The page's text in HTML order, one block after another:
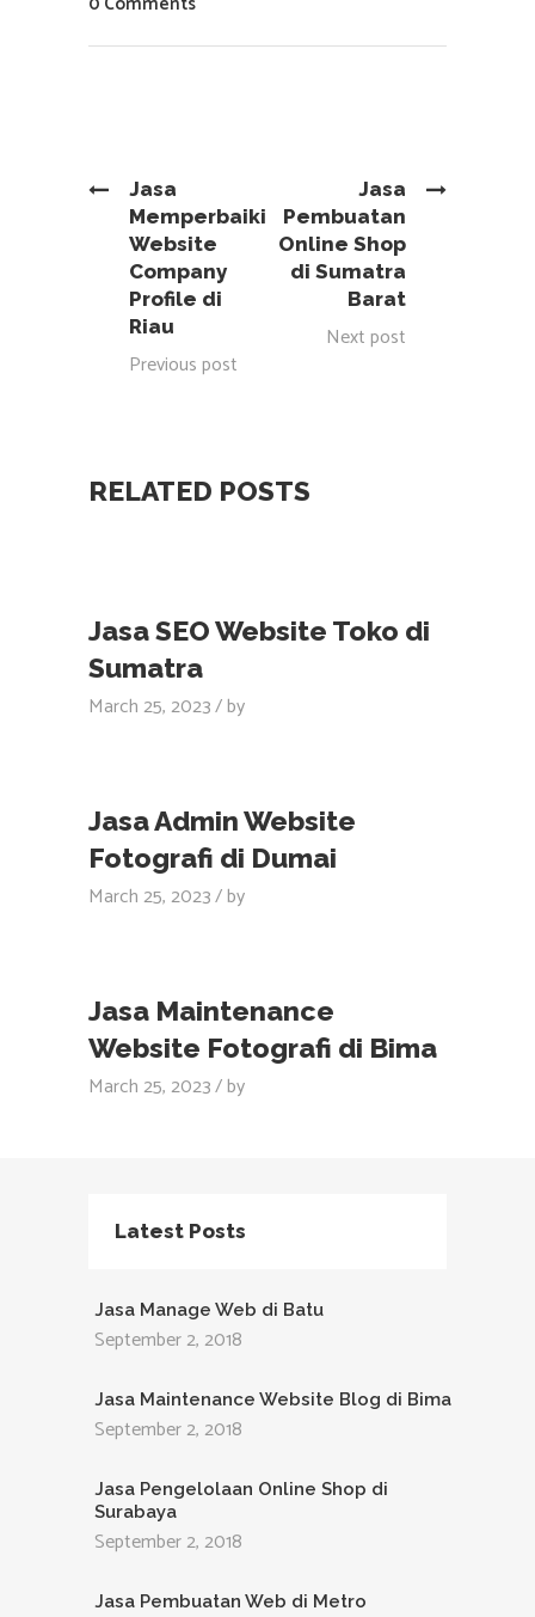
Jasa
Memperbaiki
Website
Company
Profile di
Riau
Previous post
Jasa
Pembuatan
Online Shop
di Sumatra
Barat
Next post
RELATED POSTS
Jasa SEO Website Toko di
Sumatra
March 25, 2023 by
Jasa Admin Website
Fotografi di Dumai
March 25, 2023 by
Jasa Maintenance
Website Fotografi di Bima
March 25, 2023 by
Latest Posts
Jasa Manage Web di Batu
September 2, 2018
Jasa Maintenance Website Blog di Bima
September 2, 2018
Jasa Pengelolaan Online Shop di
Surabaya
September 2, 2018
Jasa Pembuatan Web di Metro